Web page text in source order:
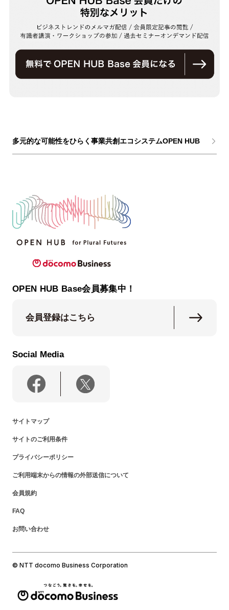
多元的な可能性をひらく事業共創エコシステムOPEN HUB
OPEN HUB Base会員募集中！
会員登録はこちら
Social Media
サイトマップ
サイトのご利用条件
プライバシーポリシー
ご利用端末からの情報の外部送信について
会員規約
FAQ
お問い合わせ
© NTT docomo Business Corporation